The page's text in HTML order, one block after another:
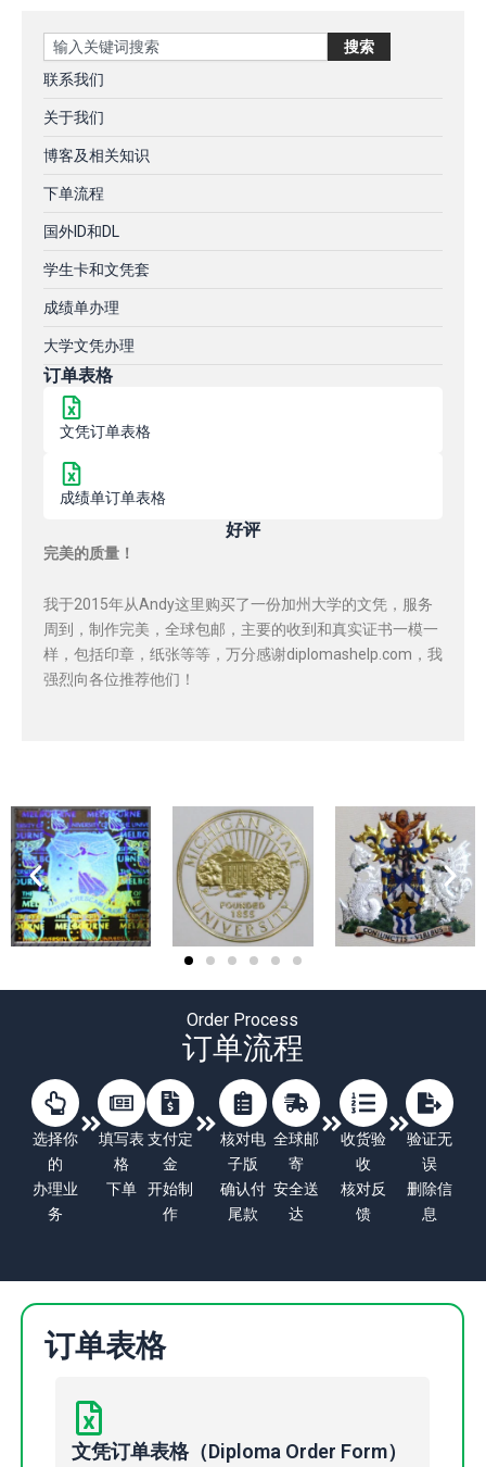
Search 搜索
联系我们
关于我们
博客及相关知识
下单流程
国外ID和DL
学生卡和文凭套
成绩单办理
大学文凭办理
订单表格
文凭订单表格
成绩单订单表格
好评
完美的质量！
我于2015年从Andy这里购买了一份加州大学的文凭，服务
周到，制作完美，全球包邮，主要的收到和真实证书一模一
样，包括印章，纸张等等，万分感谢diplomashelp.com，我
强烈向各位推荐他们！
Order Process
订单流程
选择你
的
办理业
务
填写表
格
下单
支付定
金
开始制
作
核对电
子版
确认付
尾款
全球邮
寄
安全送
达
收货验
收
核对反
馈
验证无
误
删除信
息
订单表格
文凭订单表格（Diploma Order Form）